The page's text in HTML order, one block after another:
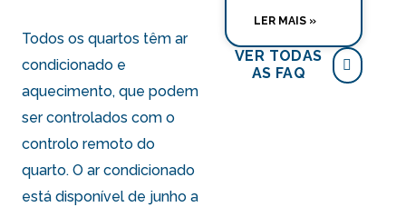
Todos os quartos têm ar
condicionado e
aquecimento, que podem
ser controlados com o
controlo remoto do
quarto. O ar condicionado
está disponível de junho a
LER MAIS »
VER TODAS
AS FAQ